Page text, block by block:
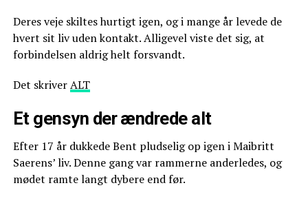
Deres veje skiltes hurtigt igen, og i mange år levede de
hvert sit liv uden kontakt. Alligevel viste det sig, at
forbindelsen aldrig helt forsvandt.
Det skriverALT
Et gensyn der ændrede alt
Efter 17 år dukkede Bent pludselig op igen i Maibritt
Saerens’ liv. Denne gang var rammerne anderledes, og
mødet ramte langt dybere end før.